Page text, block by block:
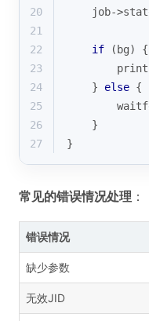
20
job-
21
22
if (bg) {
23
24
    }
else {
25
26
    }
27
}
常见的错误情况处理 ：
错误情况
缺少参数
无效JID